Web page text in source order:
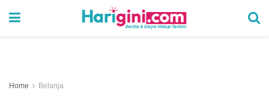
Home Belanja